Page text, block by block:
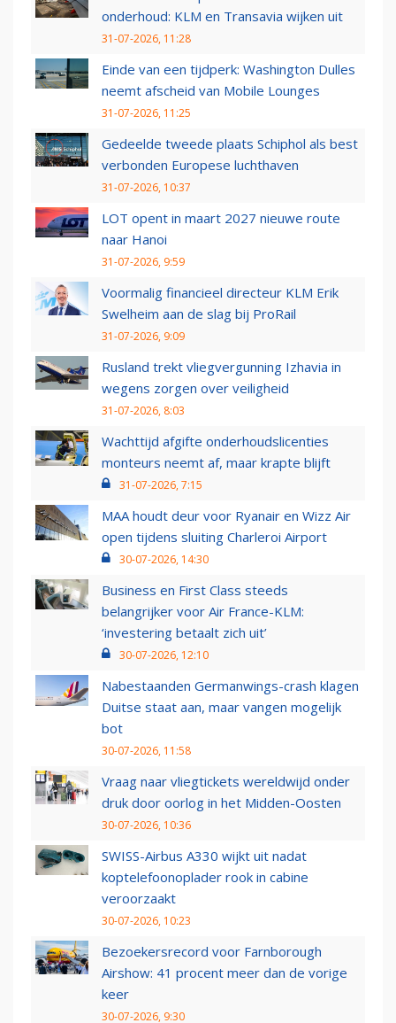
onderhoud: KLM en Transavia wijken uit
31-07-2026, 11:28
Einde van een tijdperk: Washington Dulles
neemt afscheid van Mobile Lounges
31-07-2026, 11:25
Gedeelde tweede plaats Schiphol als best
verbonden Europese luchthaven
31-07-2026, 10:37
LOT opent in maart 2027 nieuwe route
naar Hanoi
31-07-2026, 9:59
Voormalig financieel directeur KLM Erik
Swelheim aan de slag bij ProRail
31-07-2026, 9:09
Rusland trekt vliegvergunning Izhavia in
wegens zorgen over veiligheid
31-07-2026, 8:03
Wachttijd afgifte onderhoudslicenties
monteurs neemt af, maar krapte blijft
31-07-2026, 7:15
MAA houdt deur voor Ryanair en Wizz Air
open tijdens sluiting Charleroi Airport
30-07-2026, 14:30
Business en First Class steeds
belangrijker voor Air France-KLM:
‘investering betaalt zich uit’
30-07-2026, 12:10
Nabestaanden Germanwings-crash klagen
Duitse staat aan, maar vangen mogelijk
bot
30-07-2026, 11:58
Vraag naar vliegtickets wereldwijd onder
druk door oorlog in het Midden-Oosten
30-07-2026, 10:36
SWISS-Airbus A330 wijkt uit nadat
koptelefoonoplader rook in cabine
veroorzaakt
30-07-2026, 10:23
Bezoekersrecord voor Farnborough
Airshow: 41 procent meer dan de vorige
keer
30-07-2026, 9:30